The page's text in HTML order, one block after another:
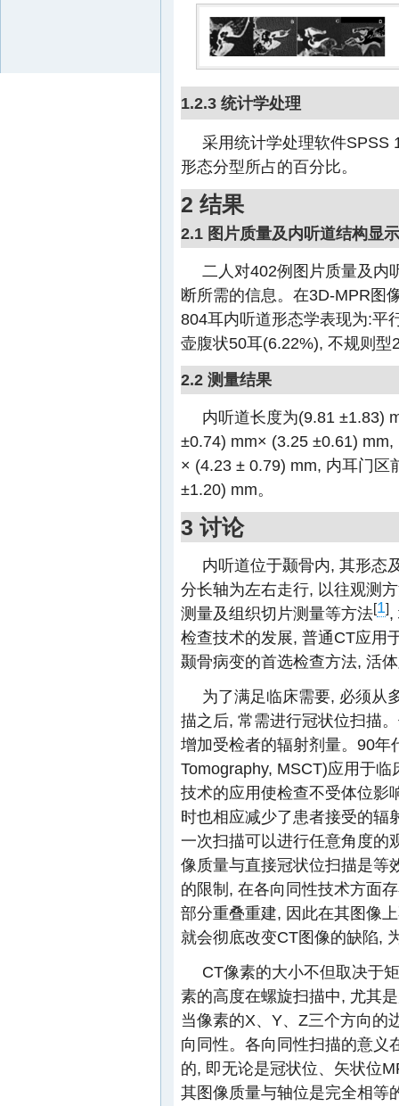
1.2.3 统计学处理
采用统计学处理软件SPSS
形态分型所占的百分比。
2 结果
2.1 图片质量及内听道结构显
二人对402例图片质量及内
断所需的信息。在3D-MPR图
804耳内听道形态学表现为:平
壶腹状50耳(6.22%), 不规则型
2.2 测量结果
内听道长度为(9.81 ±1.83)
±0.74) mm× (3.25 ±0.61)
× (4.23 ± 0.79) mm, 内耳门区
±1.20) mm。
3 讨论
内听道位于颞骨内, 其形态
分长轴为左右走行, 以往观测
测量及组织切片测量等方法[1],
检查技术的发展, 普通CT应用
颞骨病变的首选检查方法, 活
为了满足临床需要, 必须从
描之后, 常需进行冠状位扫描
增加受检者的辐射剂量。90
Tomography, MSCT)应用于
技术的应用使检查不受体位影
时也相应减少了患者接受的辐
一次扫描可以进行任意角度的
像质量与直接冠状位扫描是等
的限制, 在各向同性技术方面
部分重叠重建, 因此在其图像
就会彻底改变CT图像的缺陷,
CT像素的大小不但取决于
素的高度在螺旋扫描中, 尤其
当像素的X、Y、Z三个方向的
向同性。各向同性扫描的意义
的, 即无论是冠状位、矢状位
其图像质量与轴位是完全相等